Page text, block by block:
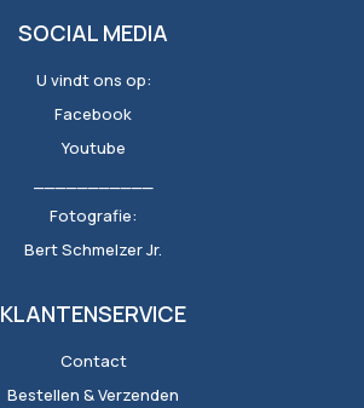
SOCIAL MEDIA
U vindt ons op:
Facebook
Youtube
Fotografie:
Bert Schmelzer Jr.
KLANTENSERVICE
Contact
Bestellen & Verzenden